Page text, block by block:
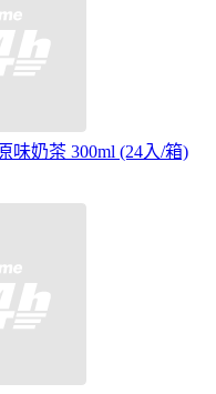
味奶茶 300ml (24入/箱)